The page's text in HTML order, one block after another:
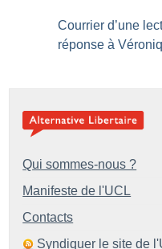
Courrier d’une
réponse à
Qui sommes-nous ?
Manifeste de l'UCL
Contacts
Syndiquer le site de